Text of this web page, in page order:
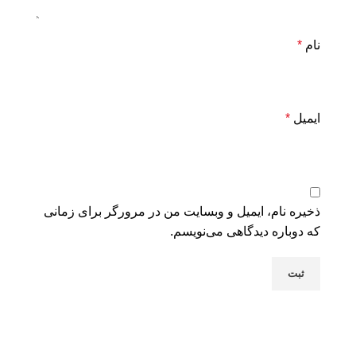
نام *
ایمیل *
ذخیره نام، ایمیل و وبسایت من در مرورگر برای زمانی
که دوباره دیدگاهی می‌نویسم.